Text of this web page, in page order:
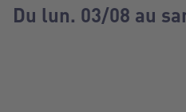
Du lun. 03/08 au